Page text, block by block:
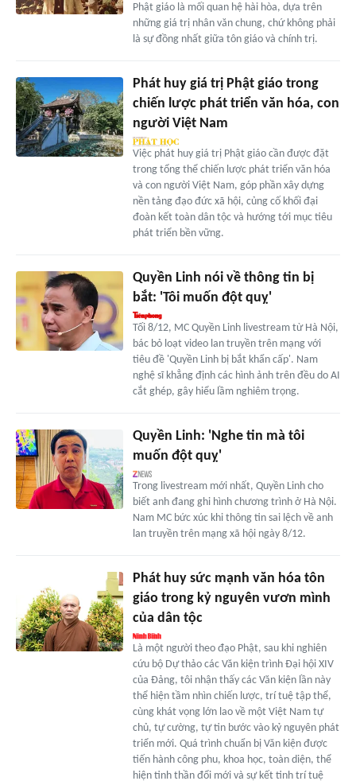
Phật giáo là mối quan hệ hài hòa, dựa trên
những giá trị nhân văn chung, chứ không phải
là sự đồng nhất giữa tôn giáo và chính trị.
Phát huy giá trị Phật giáo trong
chiến lược phát triển văn hóa, con
người Việt Nam
Việc phát huy giá trị Phật giáo cần được đặt
trong tổng thể chiến lược phát triển văn hóa
và con người Việt Nam, góp phần xây dựng
nền tảng đạo đức xã hội, củng cố khối đại
đoàn kết toàn dân tộc và hướng tới mục tiêu
phát triển bền vững.
Quyền Linh nói về thông tin bị
bắt: 'Tôi muốn đột quỵ'
Tối 8/12, MC Quyền Linh livestream từ Hà Nội,
bác bỏ loạt video lan truyền trên mạng với
tiêu đề 'Quyền Linh bị bắt khẩn cấp'. Nam
nghệ sĩ khẳng định các hình ảnh trên đều do AI
cắt ghép, gây hiểu lầm nghiêm trọng.
Quyền Linh: 'Nghe tin mà tôi
muốn đột quỵ'
Trong livestream mới nhất, Quyền Linh cho
biết anh đang ghi hình chương trình ở Hà Nội.
Nam MC bức xúc khi thông tin sai lệch về anh
lan truyền trên mạng xã hội ngày 8/12.
Phát huy sức mạnh văn hóa tôn
giáo trong kỷ nguyên vươn mình
của dân tộc
Là một người theo đạo Phật, sau khi nghiên
cứu bộ Dự thảo các Văn kiện trình Đại hội XIV
của Đảng, tôi nhận thấy các Văn kiện lần này
thể hiện tầm nhìn chiến lược, trí tuệ tập thể,
cùng khát vọng lớn lao về một Việt Nam tự
chủ, tự cường, tự tin bước vào kỷ nguyên phát
triển mới. Quá trình chuẩn bị Văn kiện được
tiến hành công phu, khoa học, toàn diện, thể
hiện tinh thần đổi mới và sự kết tinh trí tuệ